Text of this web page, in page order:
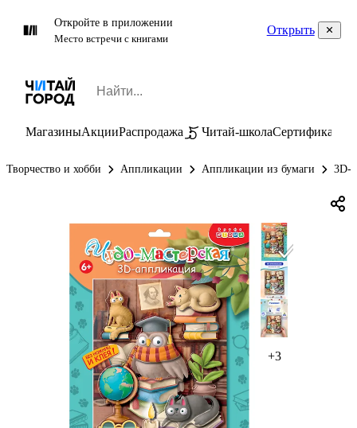
Откройте в приложении
Место встречи с книгами
Открыть
МагазиныАкцииРаспродажа Читай-школаСертификаты
Творчество и хобби Аппликации Аппликации из бумаги 3D-
+3